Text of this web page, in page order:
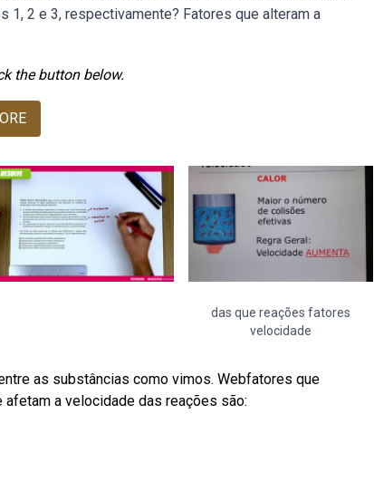
2 e 3, respectivamente? Fatores que alteram a
the button below.
das que reações fatores
velocidade
as substâncias como vimos. Webfatores que
a velocidade das reações são: